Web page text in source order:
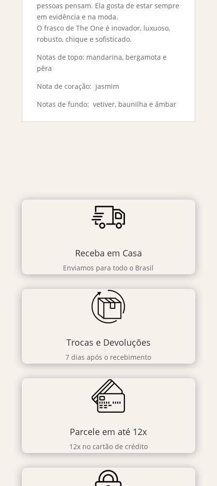
pessoas pensam. Ela gosta de estar sempre
em evidência e na moda.
O frasco de The One é inovador, luxuoso,
robusto, chique e sofisticado.
Notas de topo: mandarina, bergamota e
pêra
Nota de coração: jasmim
Notas de fundo: vetiver, baunilha e âmbar
Receba em Casa
Enviamos para todo o Brasil
Trocas e Devoluções
7 dias após o recebimento
Parcele em até 12x
12x no cartão de crédito